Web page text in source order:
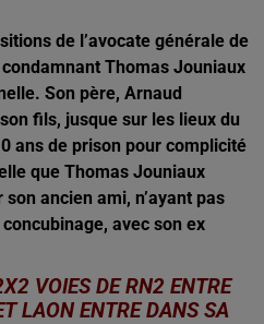
de l’avocate générale de
Thomas Jouniaux
Son père, Arnaud
fils, jusque sur les lieux du
ans de prison pour complicité
que Thomas Jouniaux
ancien ami, n’ayant pas
avec son ex
VOIES DE RN2 ENTRE
LAON ENTRE DANS SA